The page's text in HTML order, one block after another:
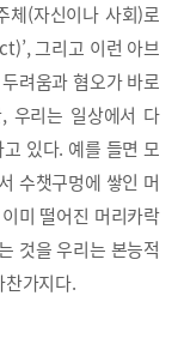
체(자신이나 사회)로
그리고 이런 아브
려움과 혐오가 바로
우리는 일상에서 다
있다. 예를 들면 모
수챗구멍에 쌓인 머
미 떨어진 머리카락
것을 우리는 본능적
가지다.